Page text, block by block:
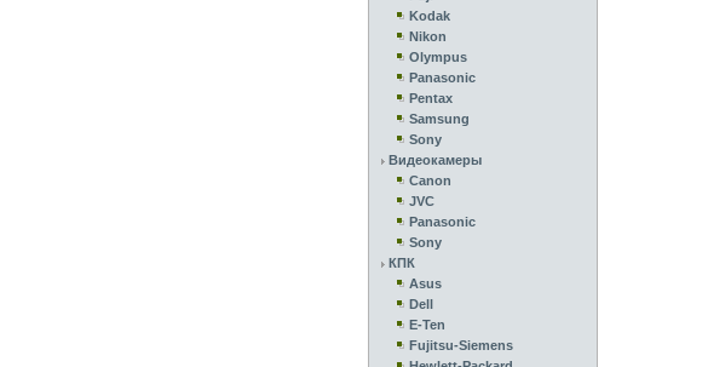
Kodak
Nikon
Olympus
Panasonic
Pentax
Samsung
Sony
Видеокамеры
Canon
JVC
Panasonic
Sony
КПК
Asus
Dell
E-Ten
Fujitsu-Siemens